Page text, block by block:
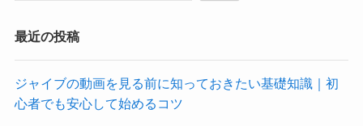
最近の投稿
ジャイブの動画を見る前に知っておきたい基礎知識｜初
心者でも安心して始めるコツ